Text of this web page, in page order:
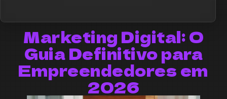
Marketing Digital: O
Guia Definitivo para
Empreendedores em
2026